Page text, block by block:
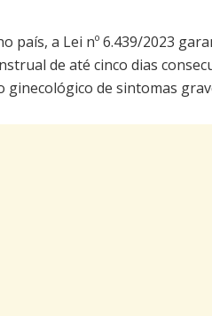
país, a Lei nº 6.439/2023
de até cinco dias
de sintomas